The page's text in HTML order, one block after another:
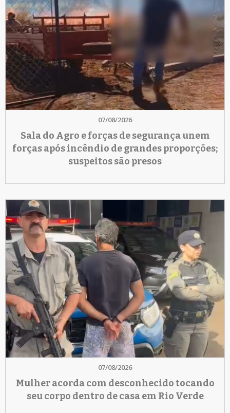
07/08/2026
Sala do Agro e forças de segurança unem
forças após incêndio de grandes proporções;
suspeitos são presos
07/08/2026
Mulher acorda com desconhecido tocando
seu corpo dentro de casa em Rio Verde